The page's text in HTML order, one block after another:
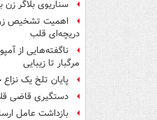
سناریوی بلاگر
اهمیت تشخیص
دریچه‌ای قلب
ناگفته‌هایی از
مرگبار تا زیبایی
پایان تلخ یک نزاع
دستگیری قاضی
بازداشت عامل